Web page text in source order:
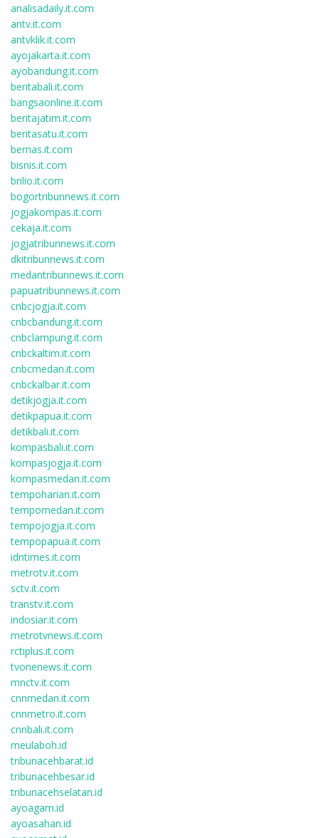
analisadaily.it.com
antv.it.com
antvklik.it.com
ayojakarta.it.com
ayobandung.it.com
beritabali.it.com
bangsaonline.it.com
beritajatim.it.com
beritasatu.it.com
bernas.it.com
bisnis.it.com
brilio.it.com
bogortribunnews.it.com
jogjakompas.it.com
cekaja.it.com
jogjatribunnews.it.com
dkitribunnews.it.com
medantribunnews.it.com
papuatribunnews.it.com
cnbcjogja.it.com
cnbcbandung.it.com
cnbclampung.it.com
cnbckaltim.it.com
cnbcmedan.it.com
cnbckalbar.it.com
detikjogja.it.com
detikpapua.it.com
detikbali.it.com
kompasbali.it.com
kompasjogja.it.com
kompasmedan.it.com
tempoharian.it.com
tempomedan.it.com
tempojogja.it.com
tempopapua.it.com
idntimes.it.com
metrotv.it.com
sctv.it.com
transtv.it.com
indosiar.it.com
metrotvnews.it.com
rctiplus.it.com
tvonenews.it.com
mnctv.it.com
cnnmedan.it.com
cnnmetro.it.com
cnnbali.it.com
meulaboh.id
tribunacehbarat.id
tribunacehbesar.id
tribunacehselatan.id
ayoagam.id
ayoasahan.id